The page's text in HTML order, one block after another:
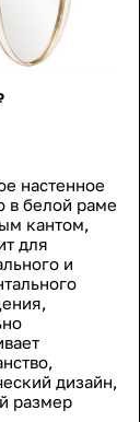
настенное
в белой раме
кантом,
для
и
дизайн,
размер